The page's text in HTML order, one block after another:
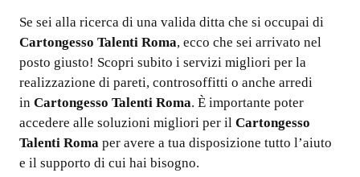
Se sei alla ricerca di una valida ditta che si occupai di
Cartongesso Talenti Roma, ecco che sei arrivato nel
posto giusto! Scopri subito i servizi migliori per la
realizzazione di pareti, controsoffitti o anche arredi
in Cartongesso Talenti Roma. È importante poter
accedere alle soluzioni migliori per il Cartongesso
Talenti Roma per avere a tua disposizione tutto l’aiuto
e il supporto di cui hai bisogno.